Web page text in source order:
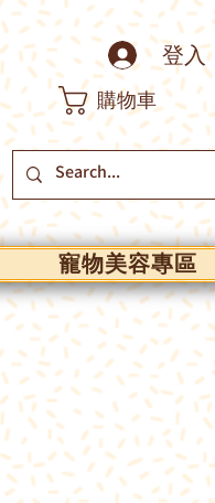
登入
購物車
寵物美容專區